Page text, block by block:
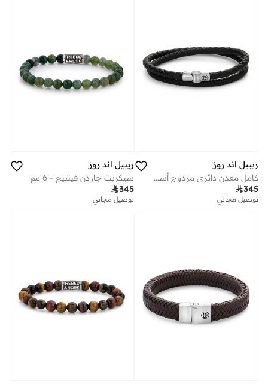
ريبيل اند روز
كامل معدن دائري مزدوج أسود
345
توصيل مجاني
ريبيل اند روز
سيكريت جاردن فينتيج - 6 مم
345
توصيل مجاني